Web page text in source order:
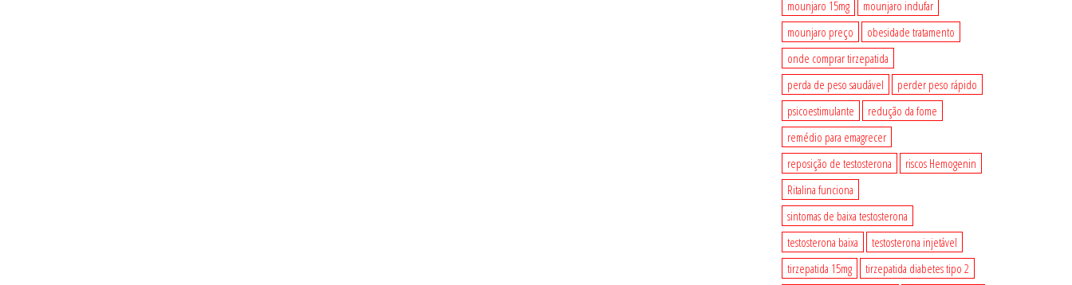
mounjaro 15mg
mounjaro indufar
mounjaro preço
obesidade tratamento
onde comprar tirzepatida
perda de peso saudável
perder peso rápido
psicoestimulante
redução da fome
remédio para emagrecer
reposição de testosterona
riscos Hemogenin
Ritalina funciona
sintomas de baixa testosterona
testosterona baixa
testosterona injetável
tirzepatida 15mg
tirzepatida diabetes tipo 2